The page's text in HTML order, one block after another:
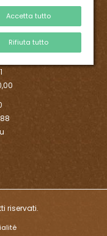
S.p.A.
48
riservati.
Accetta tutto
Rifiuta tutto